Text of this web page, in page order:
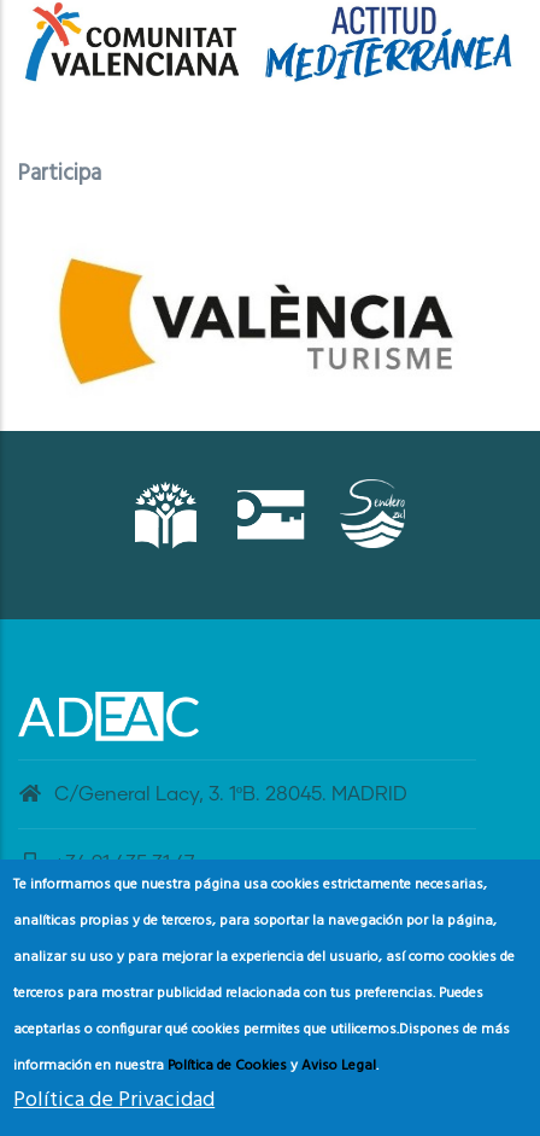
Participa
C/General Lacy, 3. 1ºB. 28045. MADRID
+34 91 435 31 47
banderaazul@adeac.es
Te informamos que nuestra página usa cookies estrictamente necesarias,
analíticas propias y de terceros, para soportar la navegación por la página,
analizar su uso y para mejorar la experiencia del usuario, así como cookies de
terceros para mostrar publicidad relacionada con tus preferencias. Puedes
aceptarlas o configurar qué cookies permites que utilicemos.Dispones de más
información en nuestra Política de CookiesyAviso Legal.
Política de Privacidad